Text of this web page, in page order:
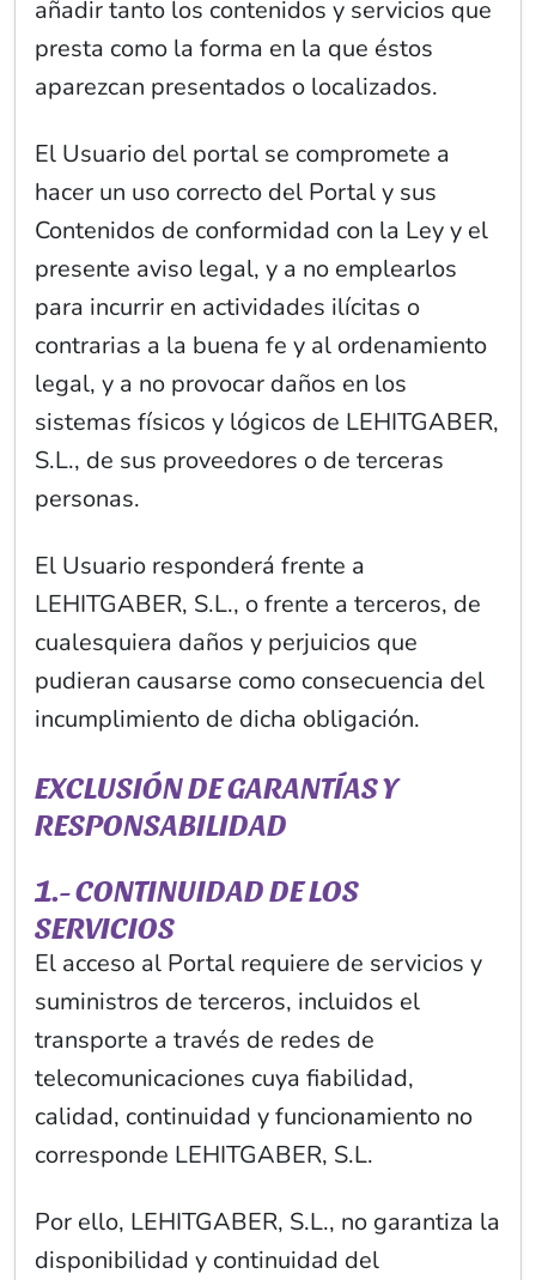
añadir tanto los contenidos y servicios que
presta como la forma en la que éstos
aparezcan presentados o localizados.
El Usuario del portal se compromete a
hacer un uso correcto del Portal y sus
Contenidos de conformidad con la Ley y el
presente aviso legal, y a no emplearlos
para incurrir en actividades ilícitas o
contrarias a la buena fe y al ordenamiento
legal, y a no provocar daños en los
sistemas físicos y lógicos de LEHITGABER,
S.L., de sus proveedores o de terceras
personas.
El Usuario responderá frente a
LEHITGABER, S.L., o frente a terceros, de
cualesquiera daños y perjuicios que
pudieran causarse como consecuencia del
incumplimiento de dicha obligación.
EXCLUSIÓN DE GARANTÍAS Y
RESPONSABILIDAD
1.- CONTINUIDAD DE LOS
SERVICIOS
El acceso al Portal requiere de servicios y
suministros de terceros, incluidos el
transporte a través de redes de
telecomunicaciones cuya fiabilidad,
calidad, continuidad y funcionamiento no
corresponde LEHITGABER, S.L.
Por ello, LEHITGABER, S.L., no garantiza la
disponibilidad y continuidad del